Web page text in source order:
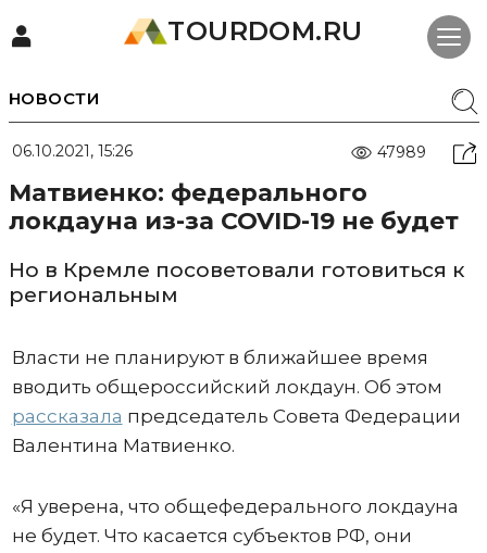
TOURDOM.RU
НОВОСТИ
06.10.2021, 15:26 47989
Матвиенко: федерального
локдауна из-за COVID-19 не будет
Но в Кремле посоветовали готовиться к
региональным
Власти не планируют в ближайшее время
вводить общероссийский локдаун. Об этом
рассказала председатель Совета Федерации
Валентина Матвиенко.
«Я уверена, что общефедерального локдауна
не будет. Что касается субъектов РФ, они